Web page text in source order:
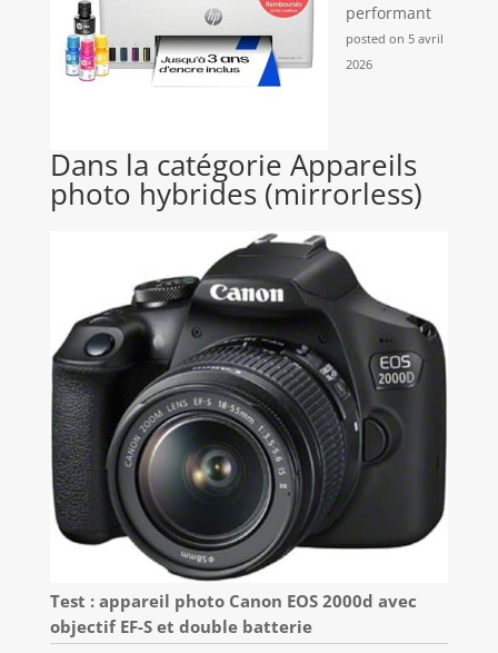
performant
posted on 5 avril
2026
Dans la catégorie Appareils
photo hybrides (mirrorless)
Test : appareil photo Canon EOS 2000d avec
objectif EF-S et double batterie